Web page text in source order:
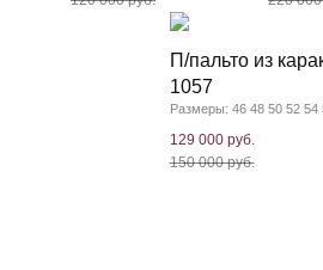
П/пальто из
1057
Размеры: 46 48 50 52 54
129 000 руб.
150 000 руб.